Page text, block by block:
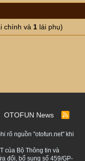
chính và 1 lái phụ)
OTOFUN News
R
S
rõ nguồn "otofun.net" khi
của Bộ Thông tin và
đổi, bổ sung số 459/GP-